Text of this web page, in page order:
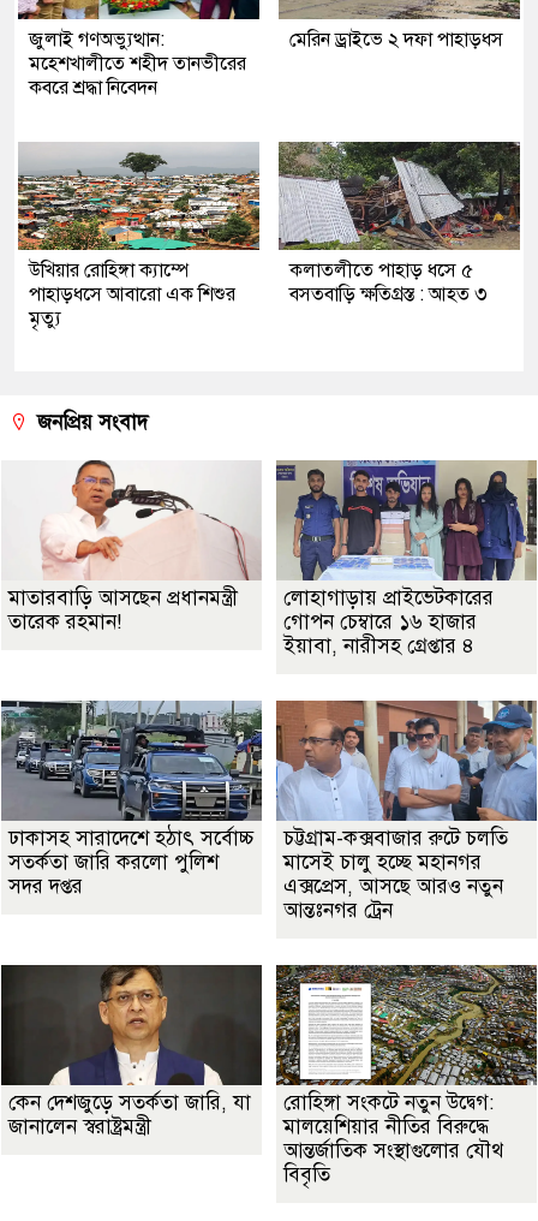
জুলাই গণঅভ্যুত্থান:
মহেশখালীতে শহীদ তানভীরের
কবরে শ্রদ্ধা নিবেদন
মেরিন ড্রাইভে ২ দফা পাহাড়ধস
উখিয়ার রোহিঙ্গা ক্যাম্পে
পাহাড়ধসে আবারো এক শিশুর
মৃত্যু
কলাতলীতে পাহাড় ধসে ৫
বসতবাড়ি ক্ষতিগ্রস্ত : আহত ৩
জনপ্রিয় সংবাদ
মাতারবাড়ি আসছেন প্রধানমন্ত্রী
তারেক রহমান!
লোহাগাড়ায় প্রাইভেটকারের
গোপন চেম্বারে ১৬ হাজার
ইয়াবা, নারীসহ গ্রেপ্তার ৪
ঢাকাসহ সারাদেশে হঠাৎ সর্বোচ্চ
সতর্কতা জা‌রি করলো পুলিশ
সদর দপ্তর
চট্টগ্রাম-কক্সবাজার রুটে চলতি
মাসেই চালু হচ্ছে মহানগর
এক্সপ্রেস, আসছে আরও নতুন
আন্তঃনগর ট্রেন
কেন দেশজুড়ে সতর্কতা জারি, যা
জানালেন স্বরাষ্ট্রমন্ত্রী
রোহিঙ্গা সংকটে নতুন উদ্বেগ:
মালয়েশিয়ার নীতির বিরুদ্ধে
আন্তর্জাতিক সংস্থাগুলোর যৌথ
বিবৃতি